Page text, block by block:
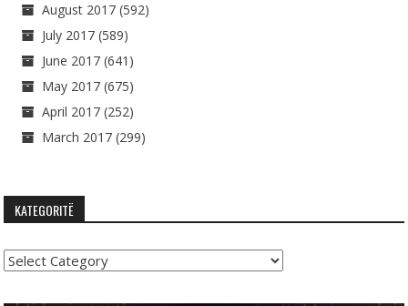
August 2017 (592)
July 2017 (589)
June 2017 (641)
May 2017 (675)
April 2017 (252)
March 2017 (299)
KATEGORITË
Kategoritë